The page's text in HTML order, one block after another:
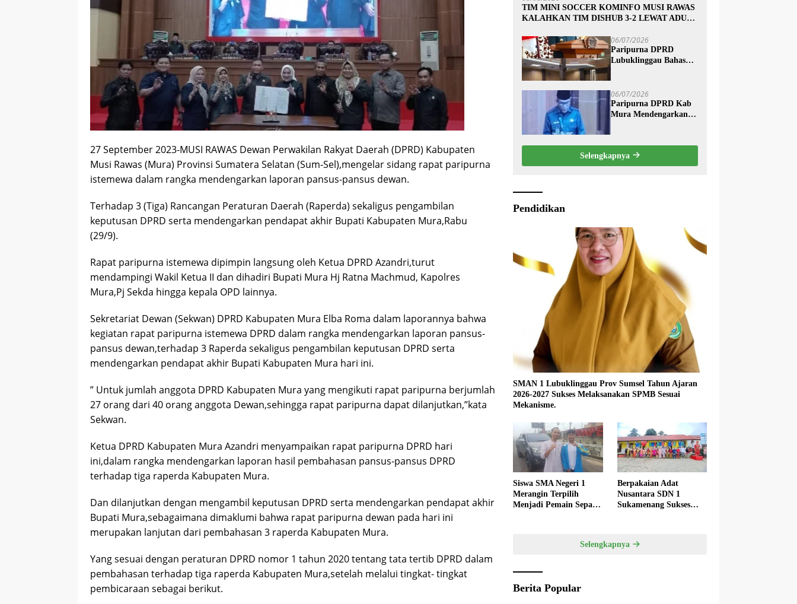
27 September 2023-MUSI RAWAS Dewan Perwakilan Rakyat Daerah (DPRD) Kabupaten
Musi Rawas (Mura) Provinsi Sumatera Selatan (Sum-Sel),mengelar sidang rapat paripurna
istemewa dalam rangka mendengarkan laporan pansus-pansus dewan.
Terhadap 3 (Tiga) Rancangan Peraturan Daerah (Raperda) sekaligus pengambilan
keputusan DPRD serta mendengarkan pendapat akhir Bupati Kabupaten Mura,Rabu
(29/9).
Rapat paripurna istemewa dipimpin langsung oleh Ketua DPRD Azandri,turut
mendampingi Wakil Ketua II dan dihadiri Bupati Mura Hj Ratna Machmud, Kapolres
Mura,Pj Sekda hingga kepala OPD lainnya.
Sekretariat Dewan (Sekwan) DPRD Kabupaten Mura Elba Roma dalam laporannya bahwa
kegiatan rapat paripurna istemewa DPRD dalam rangka mendengarkan laporan pansus-
pansus dewan,terhadap 3 Raperda sekaligus pengambilan keputusan DPRD serta
mendengarkan pendapat akhir Bupati Kabupaten Mura hari ini.
” Untuk jumlah anggota DPRD Kabupaten Mura yang mengikuti rapat paripurna berjumlah
27 orang dari 40 orang anggota Dewan,sehingga rapat paripurna dapat dilanjutkan,”kata
Sekwan.
Ketua DPRD Kabupaten Mura Azandri menyampaikan rapat paripurna DPRD hari
ini,dalam rangka mendengarkan laporan hasil pembahasan pansus-pansus DPRD
terhadap tiga raperda Kabupaten Mura.
Dan dilanjutkan dengan mengambil keputusan DPRD serta mendengarkan pendapat akhir
Bupati Mura,sebagaimana dimaklumi bahwa rapat paripurna dewan pada hari ini
merupakan lanjutan dari pembahasan 3 raperda Kabupaten Mura.
Yang sesuai dengan peraturan DPRD nomor 1 tahun 2020 tentang tata tertib DPRD dalam
pembahasan terhadap tiga raperda Kabupaten Mura,setelah melalui tingkat- tingkat
pembicaraan sebagai berikut.
TIM MINI SOCCER KOMINFO MUSI RAWAS
KALAHKAN TIM DISHUB 3-2 LEWAT ADU
06/07/2026
Paripurna DPRD
Lubuklinggau Bahas
Sampaikan Jawaban
Eksekutif
06/07/2026
Paripurna DPRD Kab
Mura Mendengarkan
Raperda Tentang
Pertanggungjawaban
APBD Kabupaten Musi
Selengkapnya
Pendidikan
SMAN 1 Lubuklinggau Prov Sumsel Tahun Ajaran
2026-2027 Sukses Melaksanakan SPMB Sesuai
Mekanisme.
Siswa SMA Negeri 1
Merangin Terpilih
Menjadi Pemain Sepak
Berpakaian Adat
Nusantara SDN 1
Sukamenang Sukses
Selengkapnya
Berita Popular